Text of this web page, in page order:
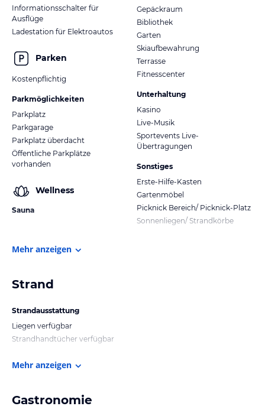
Informationsschalter für
Ausflüge
Ladestation für Elektroautos
Parken
Kostenpflichtig
Parkmöglichkeiten
Parkplatz
Parkgarage
Parkplatz überdacht
Öffentliche Parkplätze
vorhanden
Wellness
Sauna
Gepäckraum
Bibliothek
Garten
Skiaufbewahrung
Terrasse
Fitnesscenter
Unterhaltung
Kasino
Live-Musik
Sportevents Live-
Übertragungen
Sonstiges
Erste-Hilfe-Kasten
Gartenmöbel
Picknick Bereich/ Picknick-Platz
Sonnenliegen/ Strandkörbe
Mehr anzeigen
Strand
Strandausstattung
Liegen verfügbar
Strandhandtücher verfügbar
Mehr anzeigen
Gastronomie